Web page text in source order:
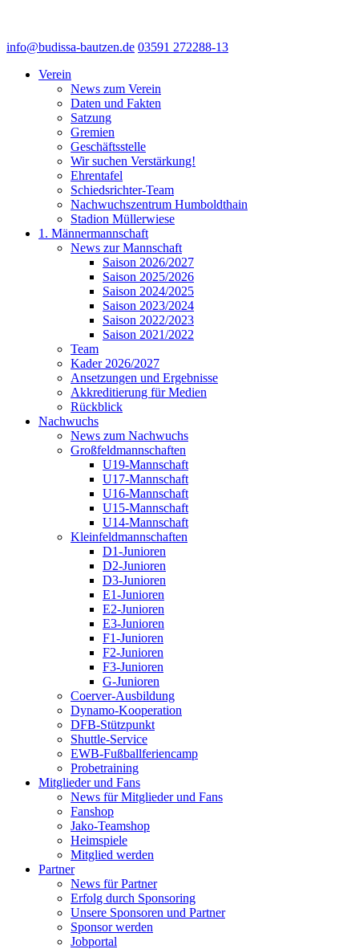
info@budissa-bautzen.de 03591 272288-13
Verein
News zum Verein
Daten und Fakten
Satzung
Gremien
Geschäftsstelle
Wir suchen Verstärkung!
Ehrentafel
Schiedsrichter-Team
Nachwuchszentrum Humboldthain
Stadion Müllerwiese
1. Männermannschaft
News zur Mannschaft
Saison 2026/2027
Saison 2025/2026
Saison 2024/2025
Saison 2023/2024
Saison 2022/2023
Saison 2021/2022
Team
Kader 2026/2027
Ansetzungen und Ergebnisse
Akkreditierung für Medien
Rückblick
Nachwuchs
News zum Nachwuchs
Großfeldmannschaften
U19-Mannschaft
U17-Mannschaft
U16-Mannschaft
U15-Mannschaft
U14-Mannschaft
Kleinfeldmannschaften
D1-Junioren
D2-Junioren
D3-Junioren
E1-Junioren
E2-Junioren
E3-Junioren
F1-Junioren
F2-Junioren
F3-Junioren
G-Junioren
Coerver-Ausbildung
Dynamo-Kooperation
DFB-Stützpunkt
Shuttle-Service
EWB-Fußballferiencamp
Probetraining
Mitglieder und Fans
News für Mitglieder und Fans
Fanshop
Jako-Teamshop
Heimspiele
Mitglied werden
Partner
News für Partner
Erfolg durch Sponsoring
Unsere Sponsoren und Partner
Sponsor werden
Jobportal